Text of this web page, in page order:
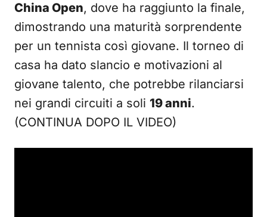
China Open, dove ha raggiunto la finale,
dimostrando una maturità sorprendente
per un tennista così giovane. Il torneo di
casa ha dato slancio e motivazioni al
giovane talento, che potrebbe rilanciarsi
nei grandi circuiti a soli 19 anni.
(CONTINUA DOPO IL VIDEO)